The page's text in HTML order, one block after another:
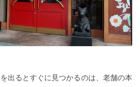
出るとすぐに見つかるのは、老舗の本